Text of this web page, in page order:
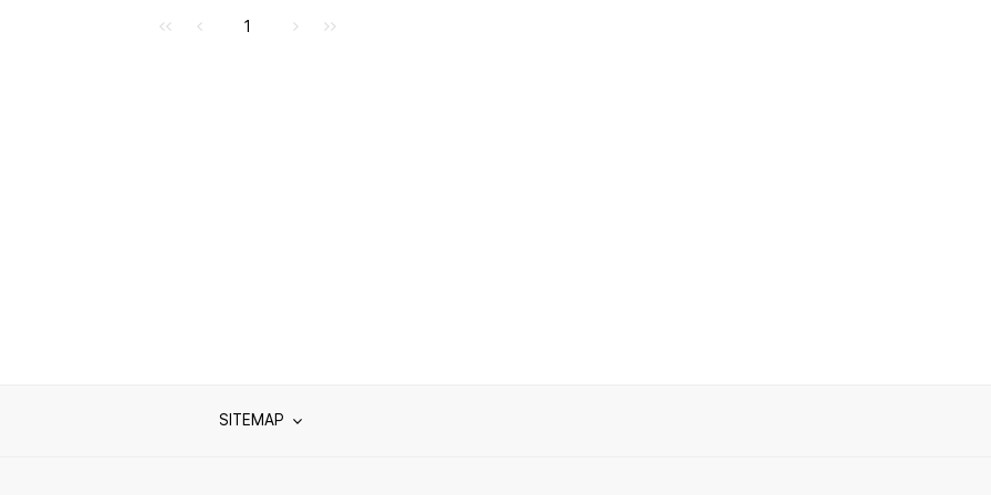
이전으로
1다음으로
SITEMAP